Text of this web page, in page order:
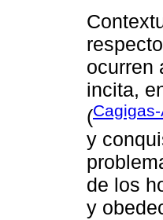
ocurren
incita,
(
y
de los
y